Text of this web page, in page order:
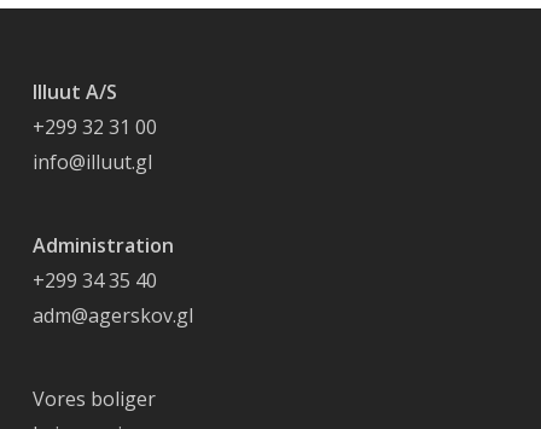
Illuut A/S
+299 32 31 00
info@illuut.gl
Administration
+299 34 35 40
adm@agerskov.gl
Vores boliger